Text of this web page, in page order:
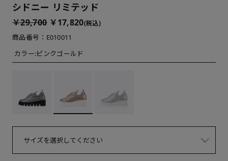
シドニー リミテッド
￥29,700 ￥17,820(税込)
商品番号：E010011
カラー:ピンクゴールド
サイズを選択してください